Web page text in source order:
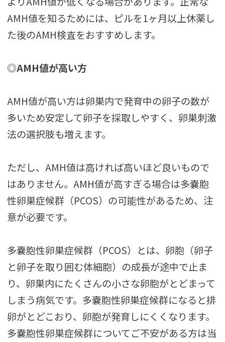
AMH値を知るためには、ピルを1ヶ月以上休薬し
た後のAMH検査をおすすめします。
◎AMH値が高い方
AMH値が高い方は卵巣内で発育中の卵子の数が
多いため安定して卵子を採取しやすく、卵巣刺激
法の選択肢も増えます。
ただし、AMH値は高ければ高いほど良いもので
はありません。AMH値が高すぎる場合は多嚢胞
性卵巣症候群（PCOS）の可能性があるため、注
意が必要です。
多嚢胞性卵巣症候群（PCOS）とは、卵胞（卵子
と卵子を取り囲む体細胞）の成長が途中で止ま
り、卵巣内にたくさんの小さな卵胞がとどまって
しまう病気です。多嚢胞性卵巣症候群になると排
卵がとどこおり、卵胞が発育しにくくなります。
多嚢胞性卵巣症候群についてご不安がある方は当